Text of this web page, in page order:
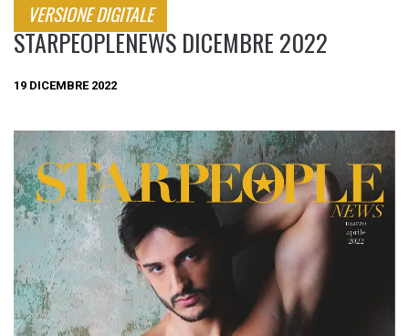
VERSIONE DIGITALE
STARPEOPLENEWS DICEMBRE 2022
19 DICEMBRE 2022